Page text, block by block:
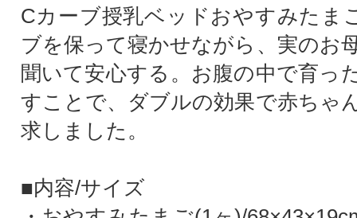
Cカーブ授乳ベッドおやすみたま
ブを保って寝かせながら、実のお
聞いて安心する。お腹の中で育っ
すことで、ダブルの効果で赤ちゃ
求しました。
■内容/サイズ